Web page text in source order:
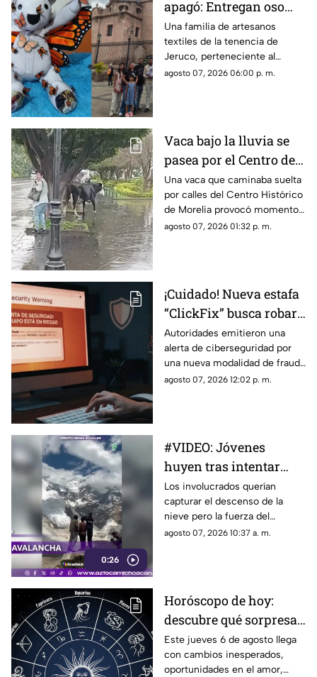
apagó: Entregan oso
memorial al hijo de
Homero Gómez.
Una familia de artesanos
textiles de la tenencia de
Jeruco, perteneciente al
municipio de Cuitzeo,
conocido como “El Guardián
de las Monarcas”, el cual fue
entregado a su hijo, Homero
Gómez Valencia, en la ciudad
de Morelia.
agosto 07, 2026 06:00 p. m.
Vaca bajo la lluvia se
pasea por el Centro de
Morelia y asusta a una
mujer
Una vaca que caminaba suelta
por calles del Centro Histórico
de Morelia provocó momentos
de sorpresa y susto entre
Niños Héroes.
agosto 07, 2026 01:32 p. m.
¡Cuidado! Nueva estafa
“ClickFix” busca robar
información desde tu
computadora
Autoridades emitieron una
alerta de ciberseguridad por
una nueva modalidad de fraude
conocida como “ClickFix”, una
pueden comprometer sus
equipos y robar información
personal.
agosto 07, 2026 12:02 p. m.
0:26
#VIDEO: Jóvenes
huyen tras intentar
grabar una potente
avalancha
Los involucrados querían
capturar el descenso de la
nieve pero la fuerza del
fenómeno los obligó a correr.
agosto 07, 2026 10:37 a. m.
Horóscopo de hoy:
descubre qué sorpresa
le espera a tu signo este
jueves 6 de agosto
Este jueves 6 de agosto llega
con cambios inesperados,
oportunidades en el amor,